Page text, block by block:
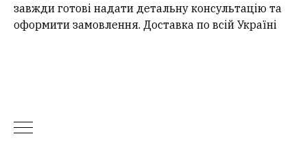
завжди готові надати детальну консультацію та
оформити замовлення. Доставка по всій Україні